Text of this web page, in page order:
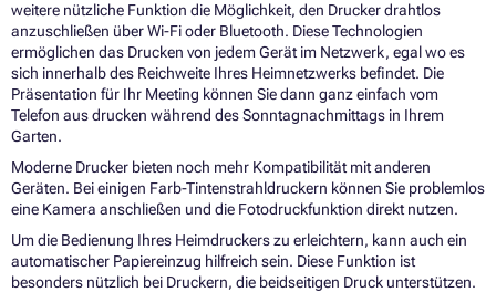
weitere nützliche Funktion die Möglichkeit, den Drucker drahtlos
anzuschließen über Wi-Fi oder Bluetooth. Diese Technologien
ermöglichen das Drucken von jedem Gerät im Netzwerk, egal wo es
sich innerhalb des Reichweite Ihres Heimnetzwerks befindet. Die
Präsentation für Ihr Meeting können Sie dann ganz einfach vom
Telefon aus drucken während des Sonntagnachmittags in Ihrem
Garten.
Moderne Drucker bieten noch mehr Kompatibilität mit anderen
Geräten. Bei einigen Farb-Tintenstrahldruckern können Sie problemlos
eine Kamera anschließen und die Fotodruckfunktion direkt nutzen.
Um die Bedienung Ihres Heimdruckers zu erleichtern, kann auch ein
automatischer Papiereinzug hilfreich sein. Diese Funktion ist
besonders nützlich bei Druckern, die beidseitigen Druck unterstützen.